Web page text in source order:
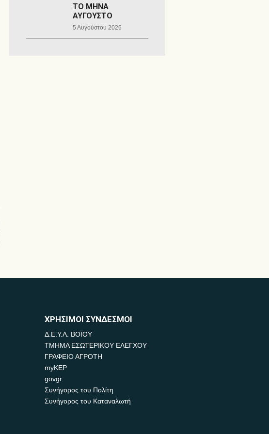
ΤΟ ΜΗΝΑ
ΑΥΓΟΥΣΤΟ
5 Αυγούστου 2026
ΧΡΗΣΙΜΟΙ ΣΥΝΔΕΣΜΟΙ
Δ.Ε.Υ.Α. ΒΟΪΟΥ
ΤΜΗΜΑ ΕΣΩΤΕΡΙΚΟΥ ΕΛΕΓΧΟΥ
ΓΡΑΦΕΙΟ ΑΓΡΟΤΗ
myKEP
govgr
Συνήγορος του Πολίτη
Συνήγορος του Καταναλωτή